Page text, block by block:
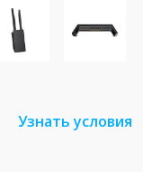
Узнать условия